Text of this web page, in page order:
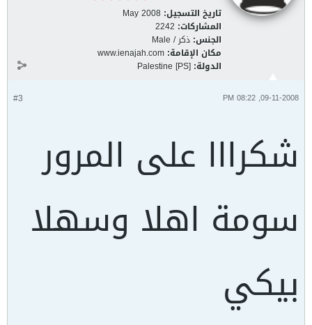
تاريخ التسجيل: May 2008
المشاركات: 2242
الجنس: ذكر / Male
مكان الإقامة: www.ienajah.com
الدولة: Palestine [PS]
#3 09-11-2008, 08:22 PM
شكرااا على المرور
سومة اهلا وسهلا
بيكي